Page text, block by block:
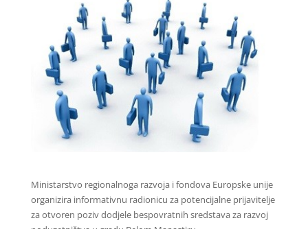
Ministarstvo regionalnoga razvoja i fondova Europske unije
organizira informativnu radionicu za potencijalne prijavitelje
za otvoren poziv dodjele bespovratnih sredstava za razvoj